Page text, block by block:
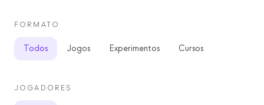
Nossa missão
Contato
FORMATO
Todos Jogos Experimentos Cursos
JOGADORES